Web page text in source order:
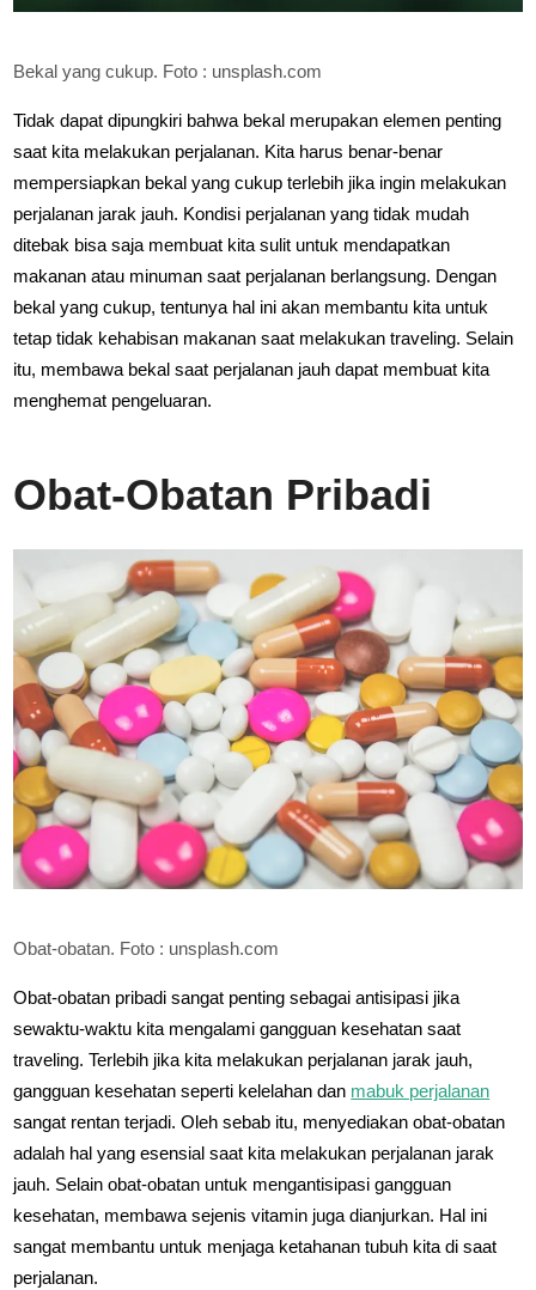
Bekal yang cukup. Foto : unsplash.com
Tidak dapat dipungkiri bahwa bekal merupakan elemen penting
saat kita melakukan perjalanan. Kita harus benar-benar
mempersiapkan bekal yang cukup terlebih jika ingin melakukan
perjalanan jarak jauh. Kondisi perjalanan yang tidak mudah
ditebak bisa saja membuat kita sulit untuk mendapatkan
makanan atau minuman saat perjalanan berlangsung. Dengan
bekal yang cukup, tentunya hal ini akan membantu kita untuk
tetap tidak kehabisan makanan saat melakukan traveling. Selain
itu, membawa bekal saat perjalanan jauh dapat membuat kita
menghemat pengeluaran.
Obat-Obatan Pribadi
Obat-obatan. Foto : unsplash.com
Obat-obatan pribadi sangat penting sebagai antisipasi jika
sewaktu-waktu kita mengalami gangguan kesehatan saat
traveling. Terlebih jika kita melakukan perjalanan jarak jauh,
gangguan kesehatan seperti kelelahan dan mabuk perjalanan
sangat rentan terjadi. Oleh sebab itu, menyediakan obat-obatan
adalah hal yang esensial saat kita melakukan perjalanan jarak
jauh. Selain obat-obatan untuk mengantisipasi gangguan
kesehatan, membawa sejenis vitamin juga dianjurkan. Hal ini
sangat membantu untuk menjaga ketahanan tubuh kita di saat
perjalanan.